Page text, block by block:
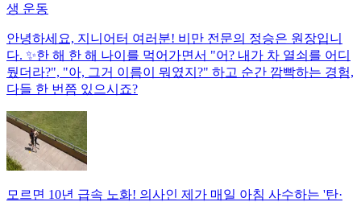
생 운동
안녕하세요, 지니어터 여러분! 비만 전문의 정승은 원장입니
다. ✨한 해 한 해 나이를 먹어가면서 "어? 내가 차 열쇠를 어디
뒀더라?", "아, 그거 이름이 뭐였지?" 하고 순간 깜빡하는 경험,
다들 한 번쯤 있으시죠?
모르면 10년 급속 노화! 의사인 제가 매일 아침 사수하는 '탄·